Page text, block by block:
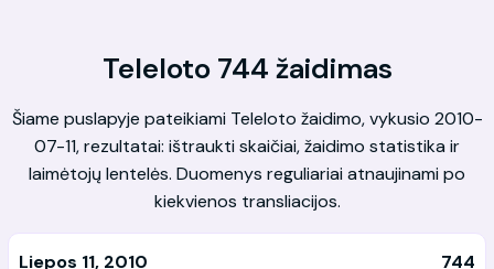
Teleloto 744 žaidimas
Šiame puslapyje pateikiami Teleloto žaidimo, vykusio 2010-
07-11, rezultatai: ištraukti skaičiai, žaidimo statistika ir
laimėtojų lentelės. Duomenys reguliariai atnaujinami po
kiekvienos transliacijos.
Liepos 11, 2010 744